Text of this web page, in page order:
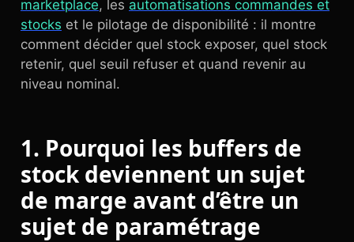
marketplace, les automatisations commandes et
stocks et le pilotage de disponibilité : il montre
comment décider quel stock exposer, quel stock
retenir, quel seuil refuser et quand revenir au
niveau nominal.
1. Pourquoi les buffers de
stock deviennent un sujet
de marge avant d’être un
sujet de paramétrage